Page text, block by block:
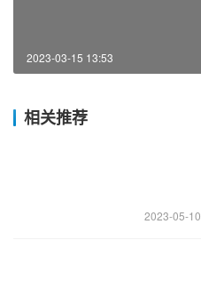
2023-03-15 13:53
相关推荐
2023-05-10